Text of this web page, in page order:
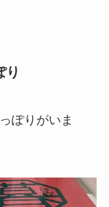
り
ぽりがいま